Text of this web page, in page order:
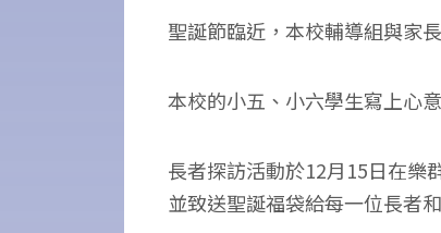
聖誕節臨近，本校輔導組與家
本校的小五、小六學生寫上心
長者探訪活動於12月15日在樂
並致送聖誕福袋給每一位長者